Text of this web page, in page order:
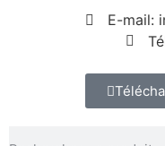
Panneau de gestion des
E-mail: